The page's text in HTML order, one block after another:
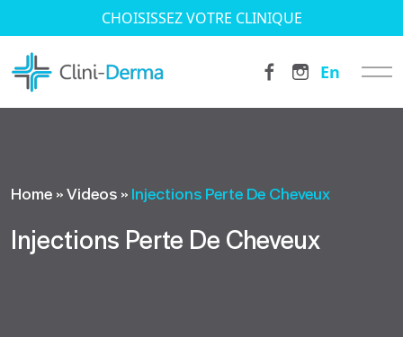
CHOISISSEZ VOTRE CLINIQUE
En
Home »Videos » Injections Perte De Cheveux
Injections Perte De Cheveux